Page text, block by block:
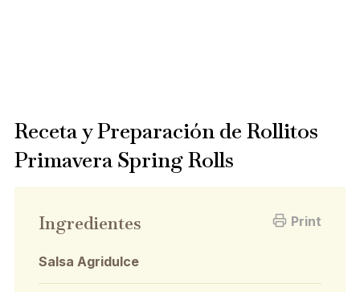
Receta y Preparación de Rollitos
Primavera Spring Rolls
Print
Ingredientes
Salsa Agridulce